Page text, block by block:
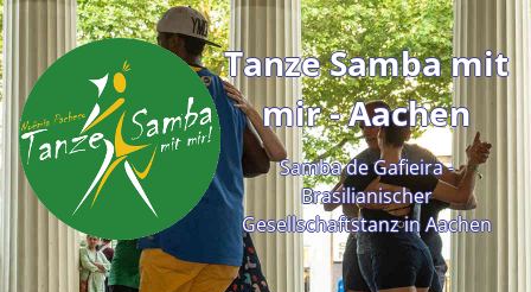
Tanze Samba mit
mir - Aachen
Samba de Gafieira -
Brasilianischer
Gesellschaftstanz in Aachen